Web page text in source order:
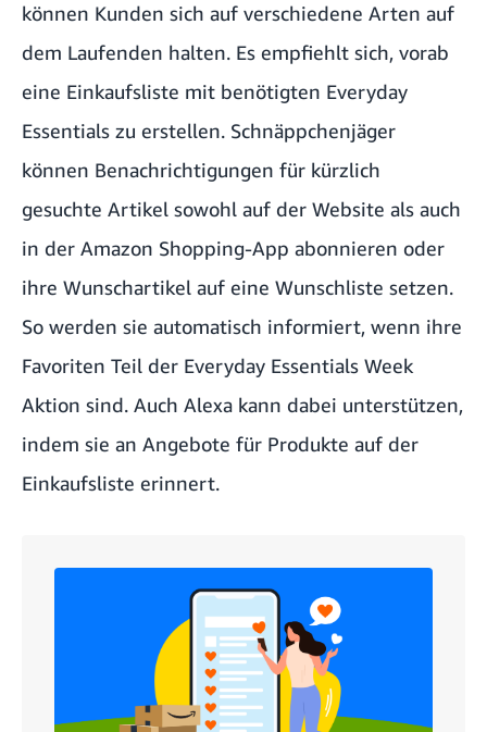
können Kunden sich auf verschiedene Arten auf
dem Laufenden halten. Es empfiehlt sich, vorab
eine Einkaufsliste mit benötigten Everyday
Essentials zu erstellen. Schnäppchenjäger
können Benachrichtigungen für kürzlich
gesuchte Artikel sowohl auf der Website als auch
in der Amazon Shopping-App abonnieren oder
ihre Wunschartikel auf eine Wunschliste setzen.
So werden sie automatisch informiert, wenn ihre
Favoriten Teil der Everyday Essentials Week
Aktion sind. Auch Alexa kann dabei unterstützen,
indem sie an Angebote für Produkte auf der
Einkaufsliste erinnert.